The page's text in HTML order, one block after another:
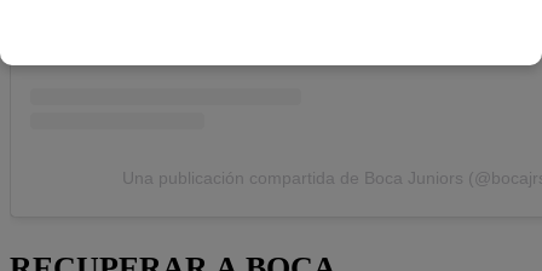
Una publicación compartida de Boca Juniors